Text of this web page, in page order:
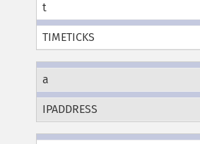
t
TIMETICKS
a
IPADDRESS